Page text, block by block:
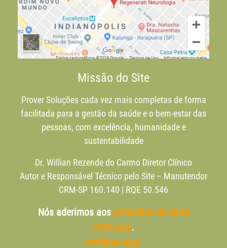
Missão do Site
Prover Soluções cada vez mais completas de forma
facilitada para a gestão da saúde e o bem-estar das
pessoas, com excelência, humanidade e
sustentabilidade
Dr. Willian Rezende do Carmo Diretor Clínico
Autor e Responsável Técnico pelo Site – Manutendor
CRM-SP 160.140 | RQE 50.546
Nós aderimos aos princípios da carta
HONcode.
Verifique aqui.